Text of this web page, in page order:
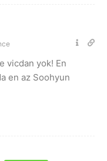
vicdan yok! En
en az Soohyun